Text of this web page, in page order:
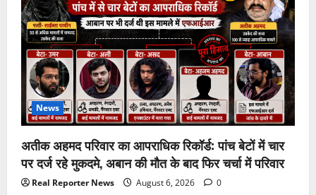
News
अतीक अहमद परिवार का आपराधिक रिकॉर्ड: पांच बेटों में चार
पर दर्ज रहे मुकदमे, अबान की मौत के बाद फिर चर्चा में परिवार
Real Reporter News August 6, 2026 0